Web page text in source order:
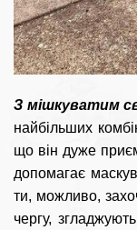
З мішкуватим
найбільших
що він дуже
допомагає
ти, можливо,
чергу,